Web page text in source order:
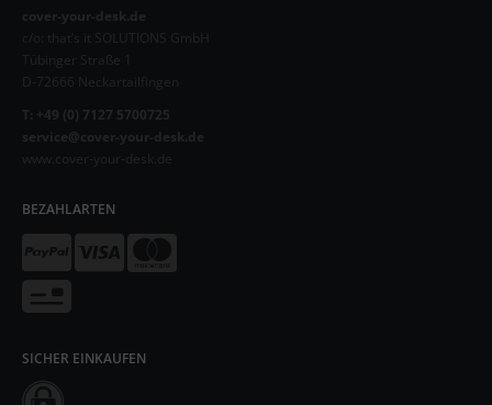
cover-your-desk.de
c/o: that’s it SOLUTIONS GmbH
Tübinger Straße 1
D-72666 Neckartailfingen
T: +49 (0) 7127 5700725
service@cover-your-desk.de
www.cover-your-desk.de
BEZAHLARTEN
SICHER EINKAUFEN